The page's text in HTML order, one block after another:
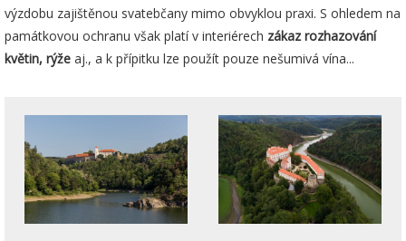
výzdobu zajištěnou svatebčany mimo obvyklou praxi. S ohledem na
památkovou ochranu však platí v interiérech zákaz rozhazování
květin, rýže aj., a k přípitku lze použít pouze nešumivá vína...